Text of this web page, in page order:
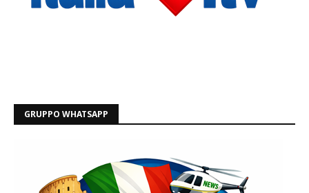
GRUPPO WHATSAPP